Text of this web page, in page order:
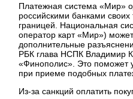
Платежная система «Мир»
российскими банками
границей. Национальная
оператор карт «Мир»)
дополнительные
РБК глава НСПК Владимир
«Финополис». Это поможет
при приеме подобных
Из-за санкций оплатить